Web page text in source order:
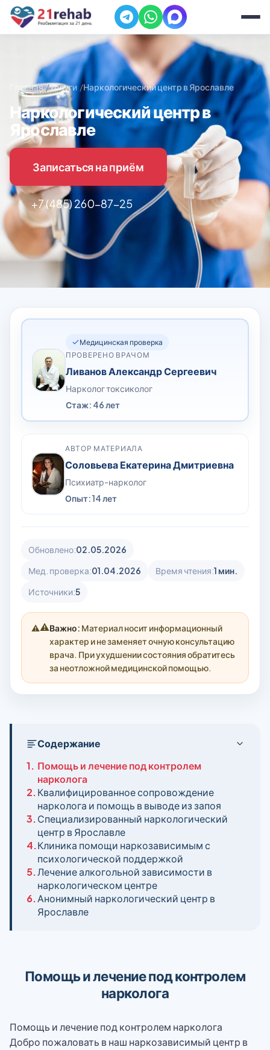
Главная Услуги Наркологический центр в Ярославле
Наркологический центр в
Ярославле
Записаться на приём
+7 (485) 260-87-25
Медицинская проверка
ПРОВЕРЕНО ВРАЧОМ
Ливанов Александр Сергеевич
Нарколог токсиколог
Стаж: 46 лет
АВТОР МАТЕРИАЛА
Соловьева Екатерина Дмитриевна
Психиатр-нарколог
Опыт: 14 лет
Обновлено:02.05.2026
Мед. проверка:01.04.2026 Время чтения:1 мин.
Источники:5
⚠️Важно: Материал носит информационный
характер и не заменяет очную консультацию
врача. При ухудшении состояния обратитесь
за неотложной медицинской помощью.
Содержание
1. Помощь и лечение под контролем
нарколога
2.Квалифицированное сопровождение
нарколога и помощь в выводе из запоя
3.Специализированный наркологический
центр в Ярославле
4.Клиника помощи наркозависимым с
психологической поддержкой
5.Лечение алкогольной зависимости в
наркологическом центре
6.Анонимный наркологический центр в
Ярославле
Помощь и лечение под контролем
нарколога
Помощь и лечение под контролем нарколога
Добро пожаловать в наш наркозависимый центр в